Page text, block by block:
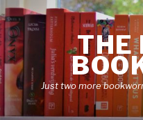
Naar
de
inhoud
springen
THE
Just two more